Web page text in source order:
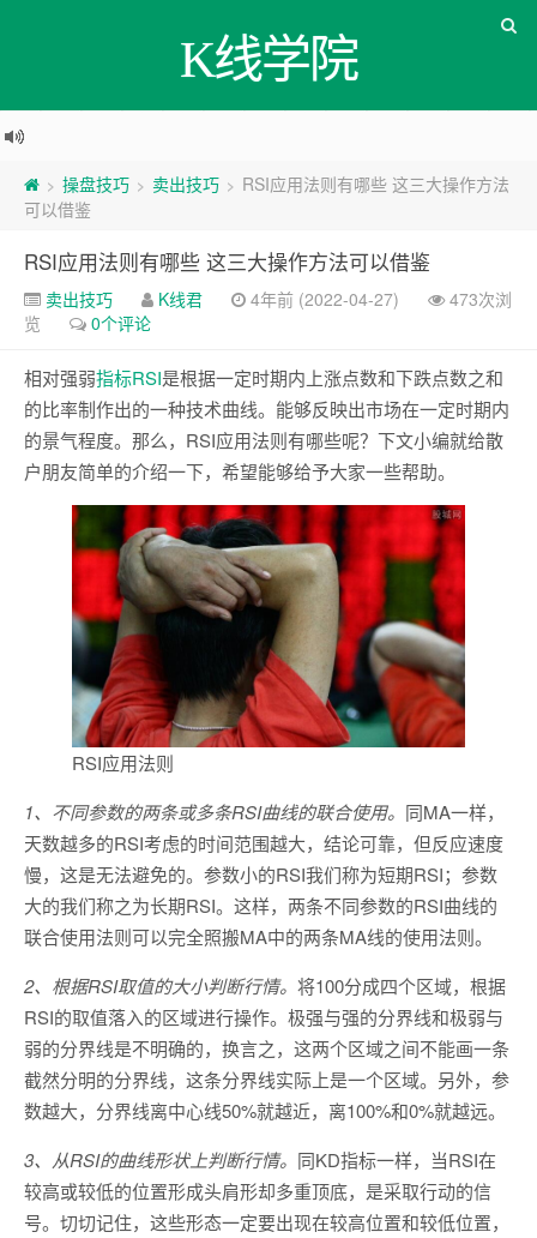
K线学院
> 操盘技巧 > 卖出技巧 > RSI应用法则有哪些 这三大操作方法
可以借鉴
RSI应用法则有哪些 这三大操作方法可以借鉴
卖出技巧 K线君 4年前 (2022-04-27)
473次浏
览
0个评论
相对强弱指标RSI是根据一定时期内上涨点数和下跌点数之和
的比率制作出的一种技术曲线。能够反映出市场在一定时期内
的景气程度。那么，RSI应用法则有哪些呢？下文小编就给散
户朋友简单的介绍一下，希望能够给予大家一些帮助。
RSI应用法则
1、不同参数的两条或多条RSI曲线的联合使用。 同MA一样，
天数越多的RSI考虑的时间范围越大，结论可靠，但反应速度
慢，这是无法避免的。参数小的RSI我们称为短期RSI；参数
大的我们称之为长期RSI。这样，两条不同参数的RSI曲线的
联合使用法则可以完全照搬MA中的两条MA线的使用法则。
2、根据RSI取值的大小判断行情。 将100分成四个区域，根据
RSI的取值落入的区域进行操作。极强与强的分界线和极弱与
弱的分界线是不明确的，换言之，这两个区域之间不能画一条
截然分明的分界线，这条分界线实际上是一个区域。另外，参
数越大，分界线离中心线50%就越近，离100%和0%就越远。
3、从RSI的曲线形状上判断行情。 同KD指标一样，当RSI在
较高或较低的位置形成头肩形却多重顶底，是采取行动的信
号。切切记住，这些形态一定要出现在较高位置和较低位置，